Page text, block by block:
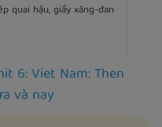
quai hậu, giầy xăng-đan
6: Viet Nam: Then
và nay